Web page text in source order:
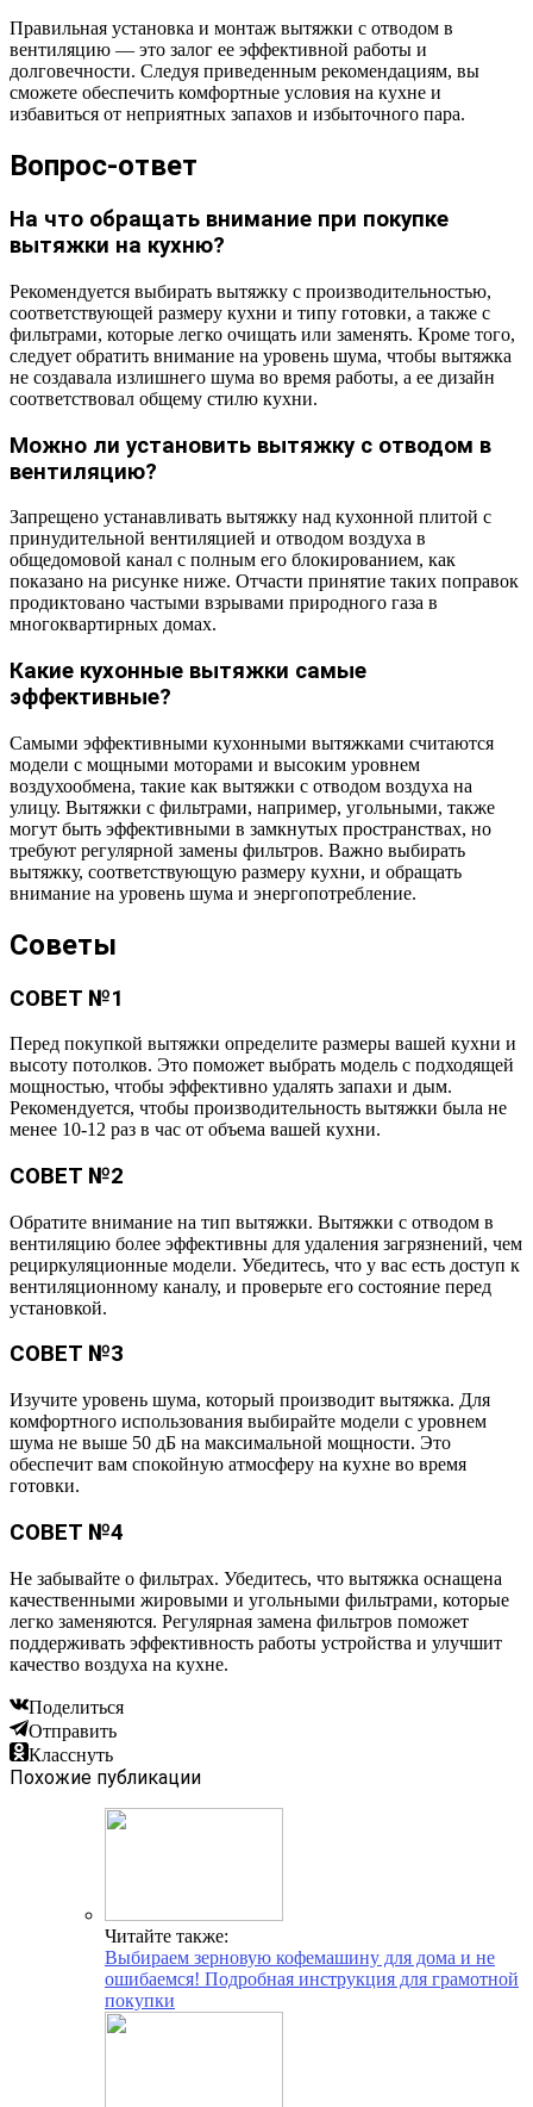
Правильная установка и монтаж вытяжки с отводом в
вентиляцию — это залог ее эффективной работы и
долговечности. Следуя приведенным рекомендациям, вы
сможете обеспечить комфортные условия на кухне и
избавиться от неприятных запахов и избыточного пара.
Вопрос-ответ
На что обращать внимание при покупке
вытяжки на кухню?
Рекомендуется выбирать вытяжку с производительностью,
соответствующей размеру кухни и типу готовки, а также с
фильтрами, которые легко очищать или заменять. Кроме того,
следует обратить внимание на уровень шума, чтобы вытяжка
не создавала излишнего шума во время работы, а ее дизайн
соответствовал общему стилю кухни.
Можно ли установить вытяжку с отводом в
вентиляцию?
Запрещено устанавливать вытяжку над кухонной плитой с
принудительной вентиляцией и отводом воздуха в
общедомовой канал с полным его блокированием, как
показано на рисунке ниже. Отчасти принятие таких поправок
продиктовано частыми взрывами природного газа в
многоквартирных домах.
Какие кухонные вытяжки самые
эффективные?
Самыми эффективными кухонными вытяжками считаются
модели с мощными моторами и высоким уровнем
воздухообмена, такие как вытяжки с отводом воздуха на
улицу. Вытяжки с фильтрами, например, угольными, также
могут быть эффективными в замкнутых пространствах, но
требуют регулярной замены фильтров. Важно выбирать
вытяжку, соответствующую размеру кухни, и обращать
внимание на уровень шума и энергопотребление.
Советы
СОВЕТ №1
Перед покупкой вытяжки определите размеры вашей кухни и
высоту потолков. Это поможет выбрать модель с подходящей
мощностью, чтобы эффективно удалять запахи и дым.
Рекомендуется, чтобы производительность вытяжки была не
менее 10-12 раз в час от объема вашей кухни.
СОВЕТ №2
Обратите внимание на тип вытяжки. Вытяжки с отводом в
вентиляцию более эффективны для удаления загрязнений, чем
рециркуляционные модели. Убедитесь, что у вас есть доступ к
вентиляционному каналу, и проверьте его состояние перед
установкой.
СОВЕТ №3
Изучите уровень шума, который производит вытяжка. Для
комфортного использования выбирайте модели с уровнем
шума не выше 50 дБ на максимальной мощности. Это
обеспечит вам спокойную атмосферу на кухне во время
готовки.
СОВЕТ №4
Не забывайте о фильтрах. Убедитесь, что вытяжка оснащена
качественными жировыми и угольными фильтрами, которые
легко заменяются. Регулярная замена фильтров поможет
поддерживать эффективность работы устройства и улучшит
качество воздуха на кухне.
Поделиться
Отправить
Класснуть
Похожие публикации
Читайте также:
Выбираем зерновую кофемашину для дома и не
ошибаемся! Подробная инструкция для грамотной
покупки